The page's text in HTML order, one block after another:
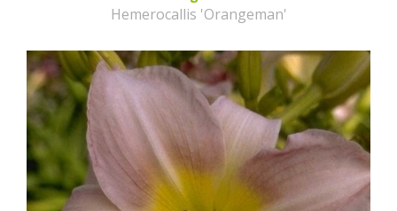
Hemerocallis 'Orangeman'